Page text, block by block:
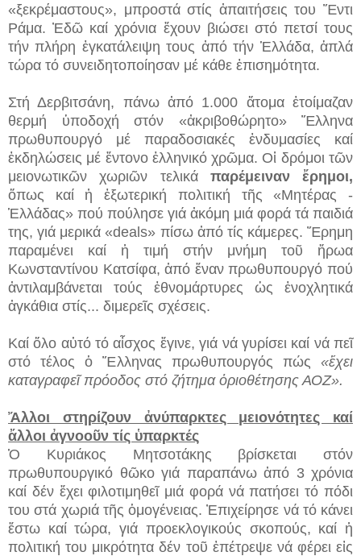
«ξεκρέμαστους», μπροστά στίς ἀπαιτήσεις του Ἕντι
Ράμα. Ἐδῶ καί χρόνια ἔχουν βιώσει στό πετσί τους
τήν πλήρη ἐγκατάλειψη τους ἀπό τήν Ἑλλάδα, ἁπλά
τώρα τό συνειδητοποίησαν μέ κάθε ἐπισημότητα.
Στή Δερβιτσάνη, πάνω ἀπό 1.000 ἄτομα ἑτοίμαζαν
θερμή ὑποδοχή στόν «ἀκριβοθώρητο» Ἕλληνα
πρωθυπουργό μέ παραδοσιακές ἐνδυμασίες καί
ἐκδηλώσεις μέ ἔντονο ἑλληνικό χρῶμα. Οἱ δρόμοι τῶν
μειονωτικῶν χωριῶν τελικάπαρέμειναν ἔρημοι,
ὅπως καί ἡ ἐξωτερική πολιτική τῆς «Μητέρας -
Ἑλλάδας» πού πούλησε γιά ἀκόμη μιά φορά τά παιδιά
της, γιά μερικά «deals» πίσω ἀπό τίς κάμερες. Ἔρημη
παραμένει καί ἡ τιμή στήν μνήμη τοῦ ἥρωα
Κωνσταντίνου Κατσίφα, ἀπό ἕναν πρωθυπουργό πού
ἀντιλαμβάνεται τούς ἐθνομάρτυρες ὡς ἐνοχλητικά
ἀγκάθια στίς... διμερεῖς σχέσεις.
Καί ὅλο αὐτό τό αἶσχος ἔγινε, γιά νά γυρίσει καί νά πεῖ
στό τέλος ὁ Ἕλληνας πρωθυπουργός πώς «ἔχει
καταγραφεῖ πρόοδος στό ζήτημα ὁριοθέτησης ΑΟΖ».
Ἄλλοι στηρίζουν ἀνύπαρκτες μειονότητες καί
ἄλλοι ἀγνοοῦν τίς ὑπαρκτές
Ὁ Κυριάκος Μητσοτάκης βρίσκεται στόν
πρωθυπουργικό θῶκο γιά παραπάνω ἀπό 3 χρόνια
καί δέν ἔχει φιλοτιμηθεῖ μιά φορά νά πατήσει τό πόδι
του στά χωριά τῆς ὁμογένειας. Ἐπιχείρησε νά τό κάνει
ἔστω καί τώρα, γιά προεκλογικούς σκοπούς, καί ἡ
πολιτική του μικρότητα δέν τοῦ ἐπέτρεψε νά φέρει εἰς